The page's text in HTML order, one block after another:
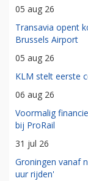
05 aug 26
Transavia opent
Brussels Airport
05 aug 26
KLM stelt eerste
06 aug 26
Voormalig
bij ProRail
31 jul 26
Groningen vanaf
uur rijden'